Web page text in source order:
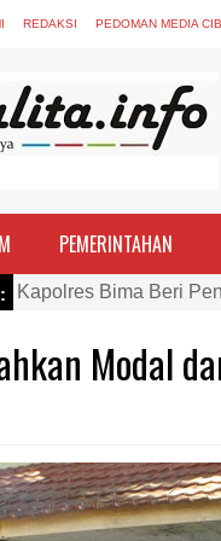
REDAKSI PEDOMAN MEDIA
PEMERINTAHAN
Kapolres Bima Beri
Staf Ahli Tekankan
Perkuat Soliditas-
Nobar Piala Dunia
Modal